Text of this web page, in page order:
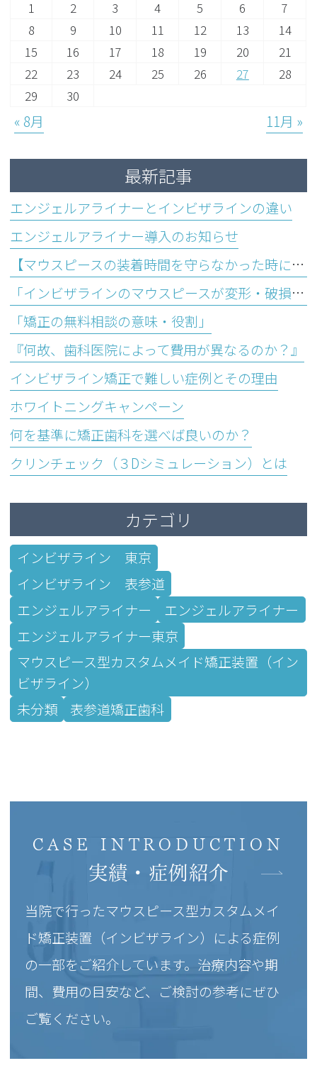
1 2 3 4 5 6
7
8
9 10 11 12 13
14
15
16 17 18 19 20
21
22
23 24 25 26 27
28
29
30
« 8月 11月 »
最新記事
エンジェルアライナーとインビザラインの違い
エンジェルアライナー導入のお知らせ
【マウスピースの装着時間を守らなかった時に起こり得るデメリットとは？】
「インビザラインのマウスピースが変形・破損する主な原因＆対処方法」
「矯正の無料相談の意味・役割」
『何故、歯科医院によって費用が異なるのか？』
インビザライン矯正で難しい症例とその理由
ホワイトニングキャンペーン
何を基準に矯正歯科を選べば良いのか？
クリンチェック（３Dシミュレーション）とは
カテゴリ
インビザライン 東京
インビザライン 表参道
エンジェルアライナー
エンジェルアライナー
エンジェルアライナー東京
マウスピース型カスタムメイド矯正装置（イン
ビザライン）
未分類
表参道矯正歯科
CASE INTRODUCTION
実績・症例紹介
当院で行ったマウスピース型カスタムメイ
ド矯正装置（インビザライン）による症例
の一部をご紹介しています。治療内容や期
間、費用の目安など、ご検討の参考にぜひ
ご覧ください。